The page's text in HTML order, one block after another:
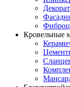
Кровельные